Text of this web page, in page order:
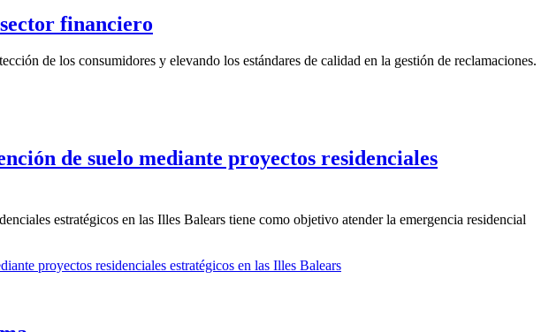
financiero
de los consumidores y elevando los estándares de calidad en la gestión de reclamaciones.
de suelo mediante proyectos residenciales
estratégicos en las Illes Balears tiene como objetivo atender la emergencia residencial
proyectos residenciales estratégicos en las Illes Balears